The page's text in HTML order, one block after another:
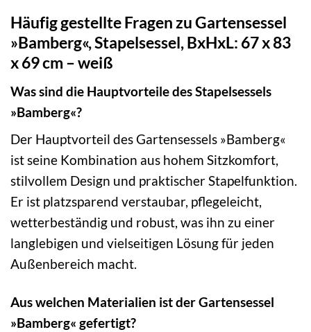
Häufig gestellte Fragen zu Gartensessel
»Bamberg«, Stapelsessel, BxHxL: 67 x 83
x 69 cm – weiß
Was sind die Hauptvorteile des Stapelsessels
»Bamberg«?
Der Hauptvorteil des Gartensessels »Bamberg«
ist seine Kombination aus hohem Sitzkomfort,
stilvollem Design und praktischer Stapelfunktion.
Er ist platzsparend verstaubar, pflegeleicht,
wetterbeständig und robust, was ihn zu einer
langlebigen und vielseitigen Lösung für jeden
Außenbereich macht.
Aus welchen Materialien ist der Gartensessel
»Bamberg« gefertigt?